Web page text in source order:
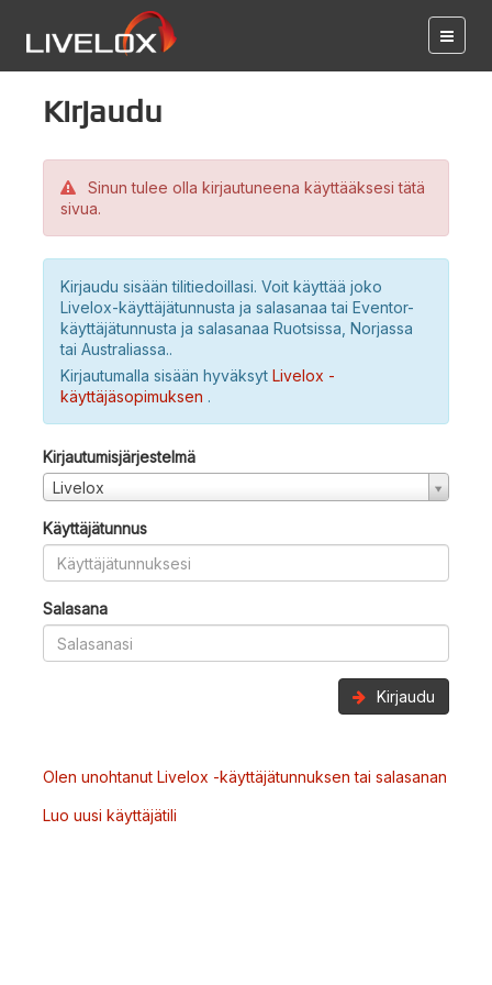
Kirjaudu
Sinun tulee olla kirjautuneena käyttääksesi tätä
sivua.
Kirjaudu sisään tilitiedoillasi. Voit käyttää joko
Livelox-käyttäjätunnusta ja salasanaa tai Eventor-
käyttäjätunnusta ja salasanaa Ruotsissa, Norjassa
tai Australiassa..
Kirjautumalla sisään hyväksyt Livelox -
käyttäjäsopimuksen .
Kirjautumisjärjestelmä
Livelox
Käyttäjätunnus
Salasana
Kirjaudu
Olen unohtanut Livelox -käyttäjätunnuksen tai salasanan
Luo uusi käyttäjätili